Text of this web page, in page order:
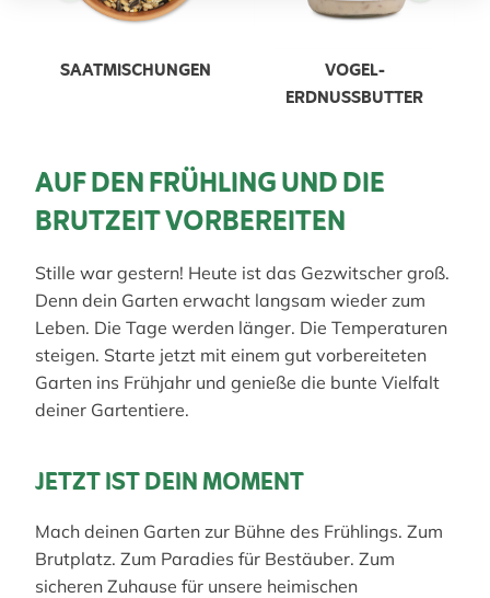
SAATMISCHUNGEN
VOGEL-
ERDNUSSBUTTER
AUF DEN FRÜHLING UND DIE
BRUTZEIT VORBEREITEN
Stille war gestern! Heute ist das Gezwitscher groß.
Denn dein Garten erwacht langsam wieder zum
Leben. Die Tage werden länger. Die Temperaturen
steigen. Starte jetzt mit einem gut vorbereiteten
Garten ins Frühjahr und genieße die bunte Vielfalt
deiner Gartentiere.
JETZT IST DEIN MOMENT
Mach deinen Garten zur Bühne des Frühlings. Zum
Brutplatz. Zum Paradies für Bestäuber. Zum
sicheren Zuhause für unsere heimischen